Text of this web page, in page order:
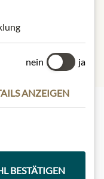
nein ja
ANZEIGEN
BESTÄTIGEN